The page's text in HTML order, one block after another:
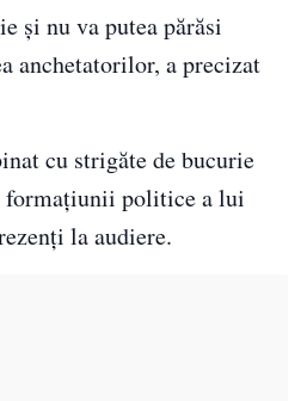
şi nu va putea părăsi
anchetatorilor, a precizat
cu strigăte de bucurie
formaţiunii politice a lui
la audiere.